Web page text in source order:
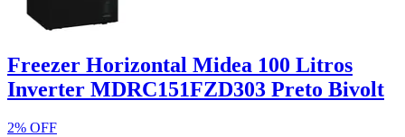
Freezer Horizontal Midea 100 Litros
Inverter MDRC151FZD303 Preto Bivolt
2% OFF